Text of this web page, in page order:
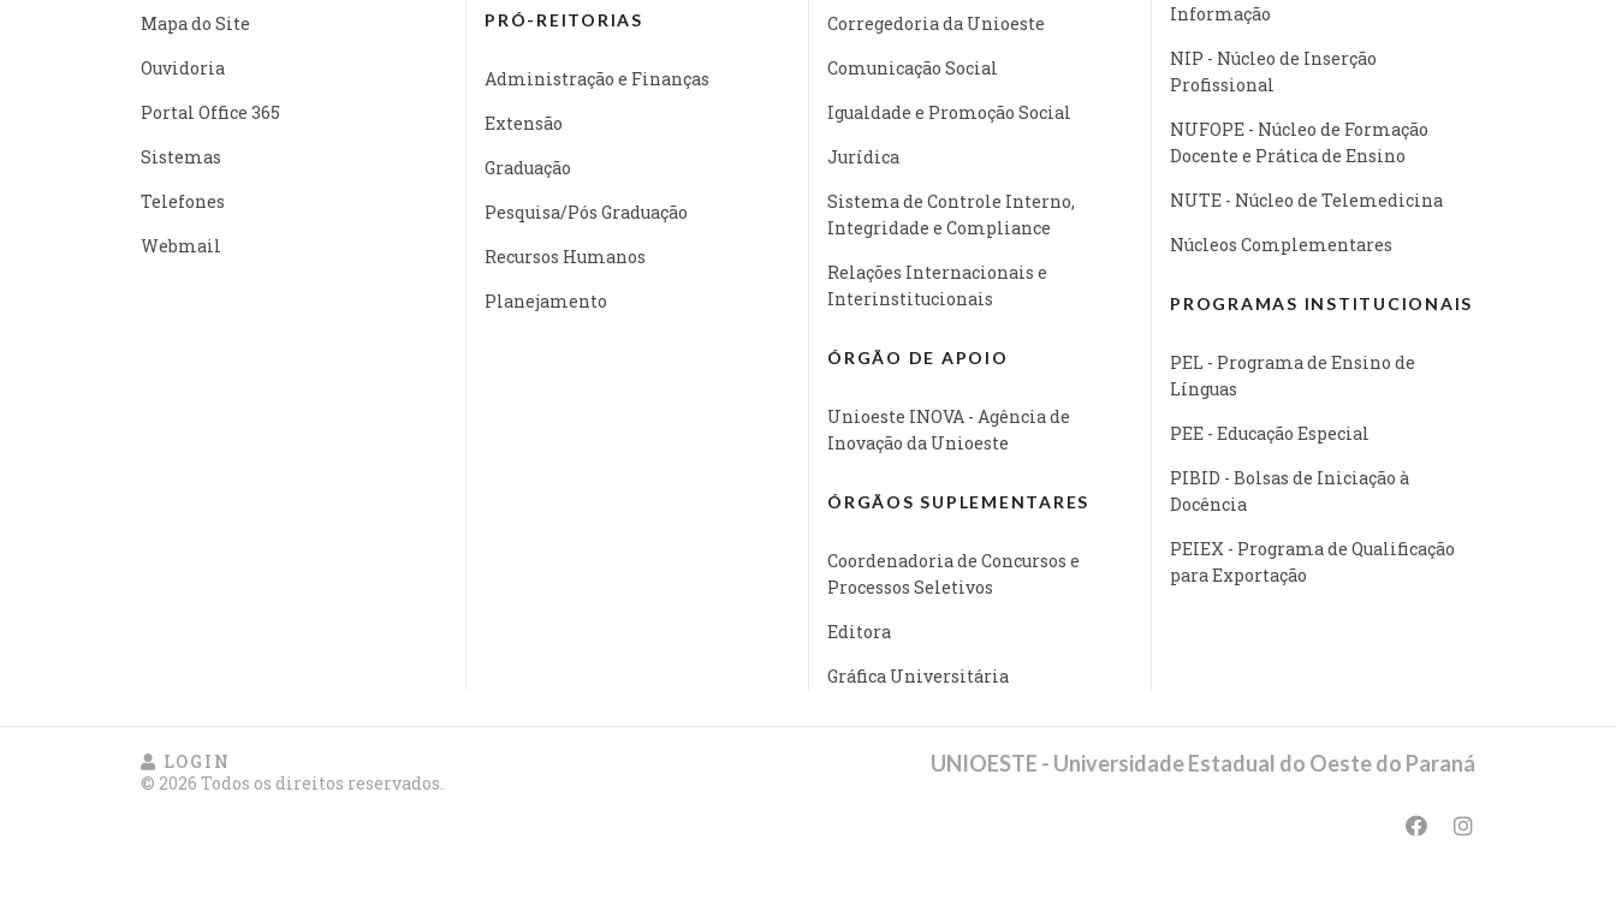
Mapa do Site
Ouvidoria
Portal Office 365
Sistemas
Telefones
Webmail
PRÓ-REITORIAS
Administração e Finanças
Extensão
Graduação
Pesquisa/Pós Graduação
Recursos Humanos
Planejamento
Corregedoria da Unioeste
Comunicação Social
Igualdade e Promoção Social
Jurídica
Sistema de Controle Interno,
Integridade e Compliance
Relações Internacionais e
Interinstitucionais
ÓRGÃO DE APOIO
Unioeste INOVA - Agência de
Inovação da Unioeste
ÓRGÃOS SUPLEMENTARES
Coordenadoria de Concursos e
Processos Seletivos
Editora
Gráfica Universitária
Informação
NIP - Núcleo de Inserção
Profissional
NUFOPE - Núcleo de Formação
Docente e Prática de Ensino
NUTE - Núcleo de Telemedicina
Núcleos Complementares
PROGRAMAS INSTITUCIONAIS
PEL - Programa de Ensino de
Línguas
PEE - Educação Especial
PIBID - Bolsas de Iniciação à
Docência
PEIEX - Programa de Qualificação
para Exportação
LOGIN
© 2026 Todos os direitos reservados.
UNIOESTE - Universidade Estadual do Oeste do Paraná